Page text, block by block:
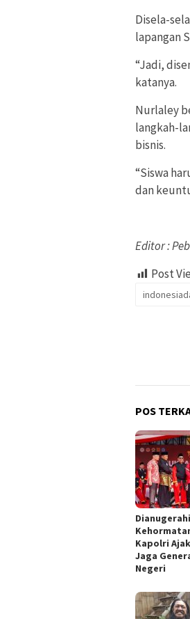
Disela-
lapangan
“Jadi,
katanya.
Nurlaley
langkah-
bisnis.
“Siswa
dan
Editor :
Post
POS
Kapolri
Jaga
Negeri